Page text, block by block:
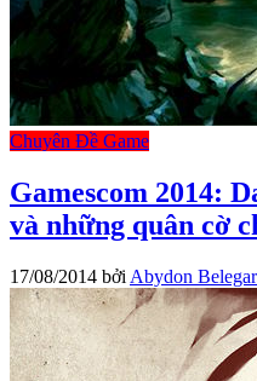
Chuyên Đề Game
Gamescom 2014:
và những quân cờ
17/08/2014 bởi Abydon